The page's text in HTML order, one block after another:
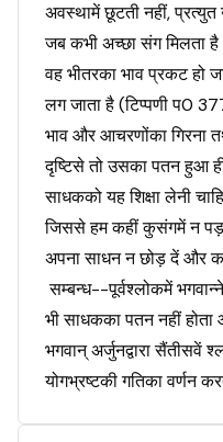
अवस्थामें छूटती नहीं,
जब कभी अच्छा संग मिलता
वह भीतरका भाव प्रकट हो
लग जाता है (टिप्पणी प0
भाव और आचरणोंका गिरना
दृष्टिसे तो उसका पतन हुआ
साधकको यह शिक्षा लेनी
जिससे हम कहीं कुसंगमें न पड़
अपना साधन न छोड़ दें और
सम्बन्ध--पूर्वश्लोकमें
भी साधकका पतन नहीं होता
भगवान् अर्जुनद्वारा
योगभ्रष्टकी गतिका वर्णन